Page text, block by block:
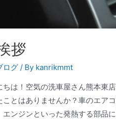
拶
ログ / By kanrikmmt
ちは！空気の洗車屋さん熊本東
ことはありませんか？車のエア
エンジンといった発熱する部品